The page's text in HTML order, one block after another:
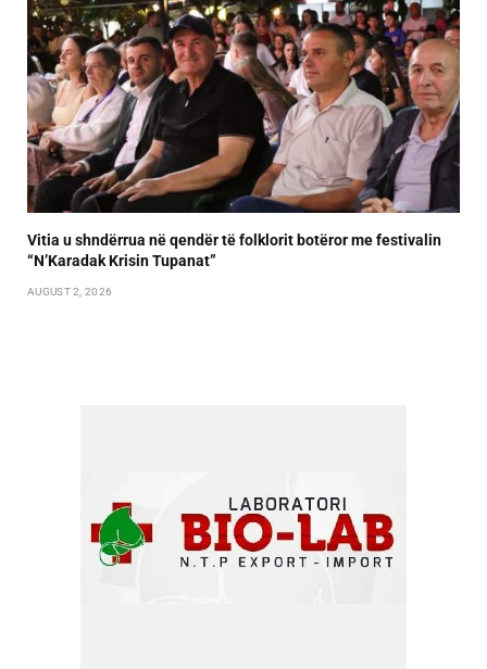
Vitia u shndërrua në qendër të folklorit botëror me festivalin
“N’Karadak Krisin Tupanat”
AUGUST 2, 2026